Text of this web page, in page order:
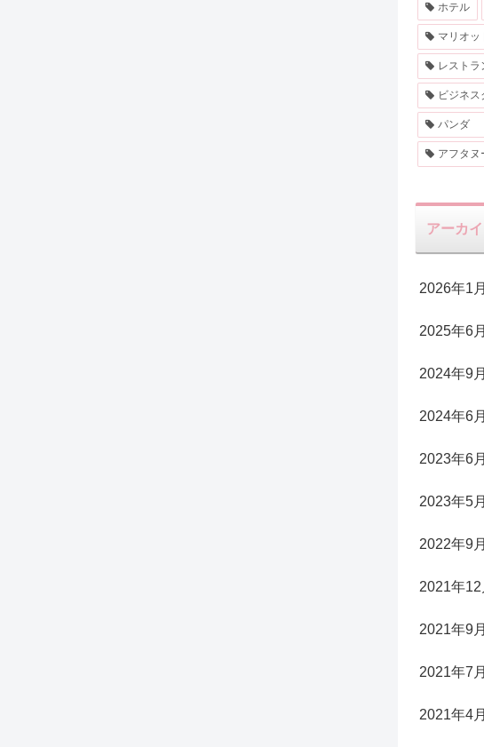
ホテル
マリオッ
レストラ
ビジネス
パンダ
アフタヌ
アーカ
2026年1月
2025年6月
2024年9月
2024年6月
2023年6月
2023年5月
2022年9月
2021年12
2021年9月
2021年7月
2021年4月